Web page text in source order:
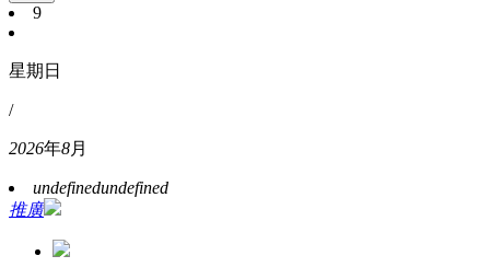
9
星期日
/
2026年8月
undefinedundefined
推廣